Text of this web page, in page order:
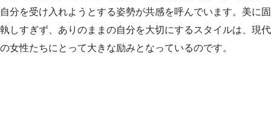
自分を受け入れようとする姿勢が共感を呼んでいます。美に固
執しすぎず、ありのままの自分を大切にするスタイルは、現代
の女性たちにとって大きな励みとなっているのです。